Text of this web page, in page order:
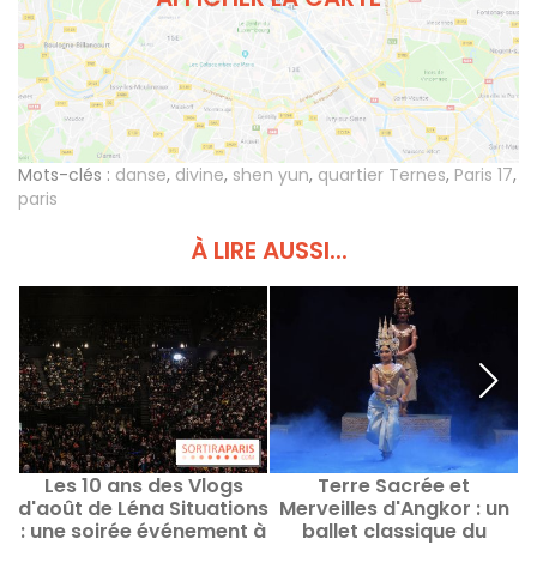
Mots-clés : danse, divine, shen yun, quartier Ternes, Paris 17,
paris
À LIRE AUSSI...
Les 10 ans des Vlogs
d'août de Léna Situations
: une soirée événement à
Terre Sacrée et
Merveilles d'Angkor : un
ballet classique du